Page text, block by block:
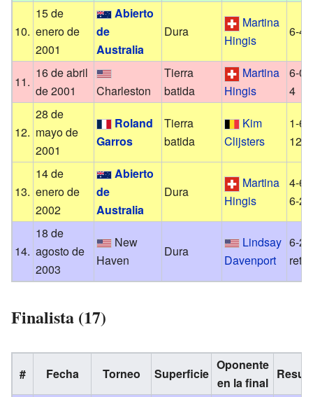
10.
15 de
enero de
2001
Abierto
de
Australia
Dura
Martina
Hingis
6-4,
11.
16 de abril
de 2001
Charleston
Tierra
batida
Martina
Hingis
6-0,
4
12.
28 de
mayo de
2001
Roland
Garros
Tierra
batida
Kim
Clijsters
1-6,
12-
13.
14 de
enero de
2002
Abierto
de
Australia
Dura
Martina
Hingis
4-6,
6-2
14.
18 de
agosto de
2003
New
Haven
Dura
Lindsay
Davenport
6-2,
ret
Finalista (17)
# Fecha Torneo Superficie
Oponente
en la final